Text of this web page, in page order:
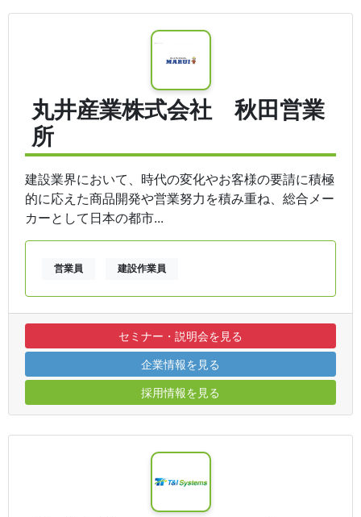
丸井産業株式会社 秋田営業
所
建設業界において、時代の変化やお客様の要請に積極
的に応えた商品開発や営業努力を積み重ね、総合メー
カーとして日本の都市...
営業員 建設作業員
セミナー・説明会を見る
企業情報を見る
採用情報を見る